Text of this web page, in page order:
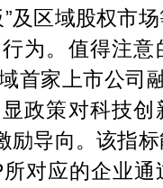
及区域股权市
为。值得注意
首家上市公司
政策对科技创
励导向。该指
对应的企业通